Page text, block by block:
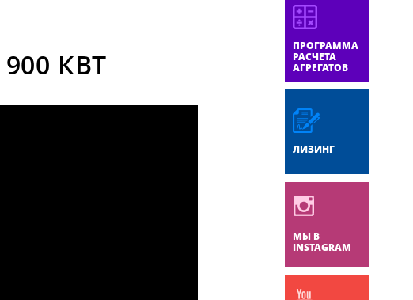
ПРОГРАММА
РАСЧЕТА
АГРЕГАТОВ
ЛИЗИНГ
МЫ В
INSTAGRAM
КВТ